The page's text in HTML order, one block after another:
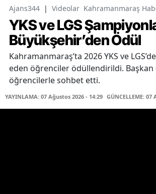
Ajans344 | Videolar Kahramanmaraş
YKS ve LGS
Büyükşehir’den Ödül
Kahramanmaraş’ta 2026 YKS ve
eden öğrenciler ödüllendirildi. Başkan
öğrencilerle sohbet etti.
YAYINLAMA: 07 Ağustos 2026 - 14:29 GÜNCELLEME: